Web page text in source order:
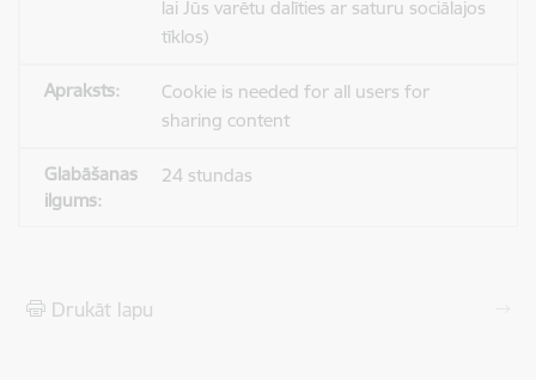
lai Jūs varētu dalīties ar saturu sociālajos
tīklos)
Cookie is needed for all users for
sharing content
24 stundas
Drukāt lapu